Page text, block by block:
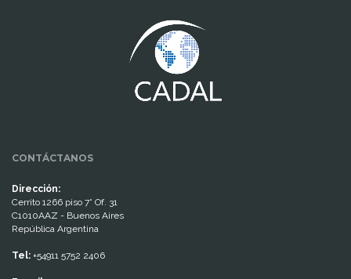
CONTÁCTANOS
Dirección:
Cerrito 1266 piso 7° Of. 31
C1010AAZ - Buenos Aires
República Argentina
Tel: +54911 5752 2406